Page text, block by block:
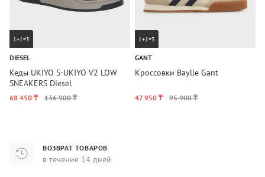
1+1=3
DIESEL
Кеды UKIYO S-UKIYO V2 LOW
SNEAKERS Diesel
68 450 ₸ 136 900 ₸
1+1=3
GANT
Кроссовки Baylle Gant
47 950 ₸ 95 900 ₸
ВОЗВРАТ ТОВАРОВ
в течение 14 дней